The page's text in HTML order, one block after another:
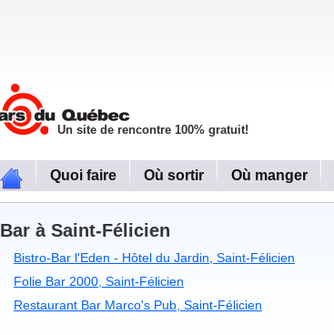
Un site de rencontre 100% gratuit!
Quoi faire Où sortir Où manger
Bar à Saint-Félicien
Bistro-Bar l'Eden - Hôtel du Jardin, Saint-Félicien
Folie Bar 2000, Saint-Félicien
Restaurant Bar Marco's Pub, Saint-Félicien